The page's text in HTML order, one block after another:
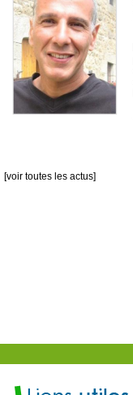
[voir toutes les actus]